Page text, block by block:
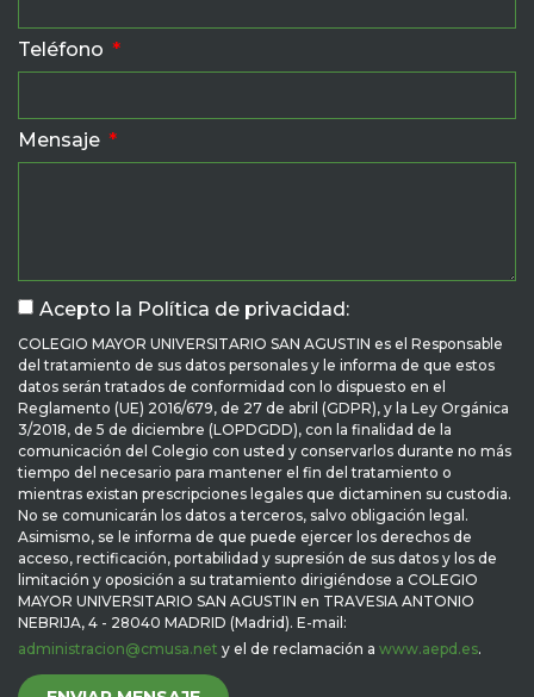
Teléfono
Mensaje
Acepto la Política de privacidad:
COLEGIO MAYOR UNIVERSITARIO SAN AGUSTIN es el Responsable
del tratamiento de sus datos personales y le informa de que estos
datos serán tratados de conformidad con lo dispuesto en el
Reglamento (UE) 2016/679, de 27 de abril (GDPR), y la Ley Orgánica
3/2018, de 5 de diciembre (LOPDGDD), con la finalidad de la
comunicación del Colegio con usted y conservarlos durante no más
tiempo del necesario para mantener el fin del tratamiento o
mientras existan prescripciones legales que dictaminen su custodia.
No se comunicarán los datos a terceros, salvo obligación legal.
Asimismo, se le informa de que puede ejercer los derechos de
acceso, rectificación, portabilidad y supresión de sus datos y los de
limitación y oposición a su tratamiento dirigiéndose a COLEGIO
MAYOR UNIVERSITARIO SAN AGUSTIN en TRAVESIA ANTONIO
NEBRIJA, 4 - 28040 MADRID (Madrid). E-mail:
administracion@cmusa.net y el de reclamación a www.aepd.es.